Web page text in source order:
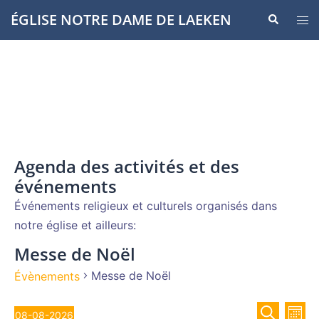
Aller
auÉGLISE NOTRE DAME DE LAEKEN
le
Agenda des activités et des
événements
Événements religieux et culturels organisés dans
notre église et ailleurs:
Messe de Noël
Évènements Messe de Noël
Évènements
08-08-2026